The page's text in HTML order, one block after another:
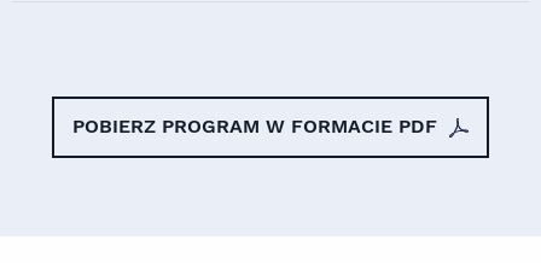
POBIERZ PROGRAM W FORMACIE PDF